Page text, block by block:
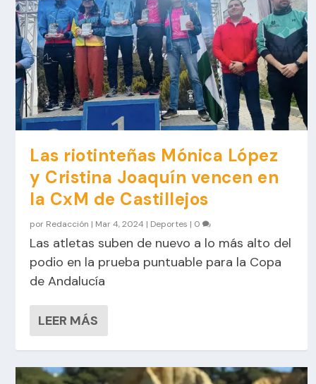
Las riotinteñas Mónica López
y Cristina Joaquín vencen en
la CxM de Castillejos
por Redacción | Mar 4, 2024 | Deportes | 0
Las atletas suben de nuevo a lo más alto del
podio en la prueba puntuable para la Copa
de Andalucía
LEER MÁS